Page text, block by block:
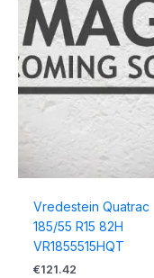
Vredestein Quatrac
185/55 R15 82H
VR1855515HQT
€121.42